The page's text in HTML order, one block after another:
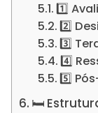
1️⃣
2️⃣
3️⃣
4️⃣
5️⃣
🛏️